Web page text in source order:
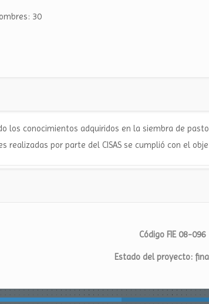
30
los conocimientos adquiridos en la siembra de
realizadas por parte del CISAS se cumplió con el
Código FIE 08-096
Estado del proyecto: